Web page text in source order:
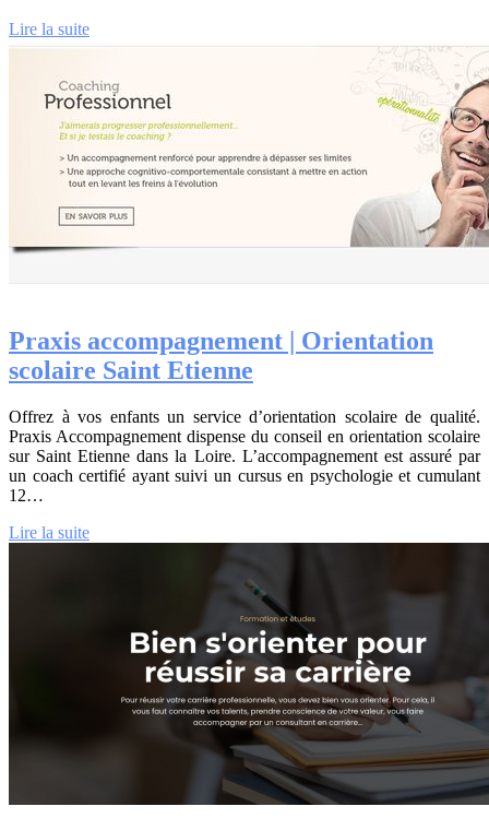
Lire la suite
Praxis accom­pag­ne­ment | Orientation
scolaire Saint Etienne
Offrez à vos enfants un service d’orientation scolaire de qualité.
Praxis Accompagnement dispense du conseil en orientation scolaire
sur Saint Etienne dans la Loire. L’accompagnement est assuré par
un coach certifié ayant suivi un cursus en psychologie et cumulant
12…
Lire la suite